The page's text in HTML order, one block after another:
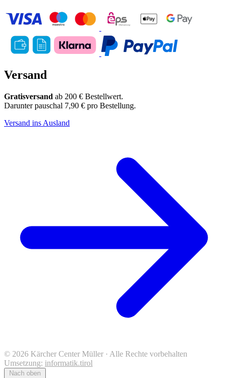
Versand
Gratisversand ab 200 € Bestellwert.
Darunter pauschal 7,90 € pro Bestellung.
Versand ins Ausland
© 2026 Kärcher Center Müller · Alle Rechte vorbehalten
Umsetzung: informatik.tirol
Nach oben